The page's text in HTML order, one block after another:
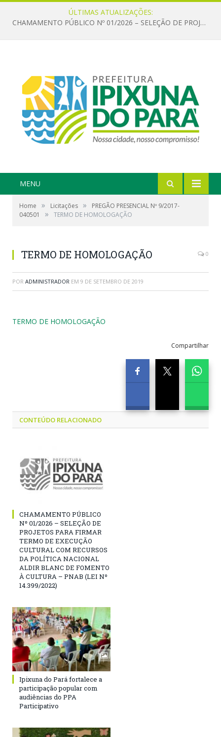
ÚLTIMAS ATUALIZAÇÕES:
CHAMAMENTO PÚBLICO Nº 01/2026 – SELEÇÃO DE PROJETOS PARA FIRMAR TERMO DE EXECUÇÃO CULTURAL COM RECURSOS DA POLÍTICA NACIONAL ALDIR BLANC DE FOMENTO À CULTURA – PNAB (LEI Nº 14.399/2022)
MENU
Home » Licitações »
PREGÃO PRESENCIAL Nº 9/2017-
040501
» TERMO DE HOMOLOGAÇÃO
TERMO DE HOMOLOGAÇÃO 0
POR ADMINISTRADOR EM 9 DE SETEMBRO DE 2019
TERMO DE HOMOLOGAÇÃO
Compartilhar
CONTEÚDO RELACIONADO
CHAMAMENTO PÚBLICO
Nº 01/2026 – SELEÇÃO DE
PROJETOS PARA FIRMAR
TERMO DE EXECUÇÃO
CULTURAL COM RECURSOS
DA POLÍTICA NACIONAL
ALDIR BLANC DE FOMENTO
À CULTURA – PNAB (LEI Nº
14.399/2022)
Ipixuna do Pará fortalece a
participação popular com
audiências do PPA
Participativo